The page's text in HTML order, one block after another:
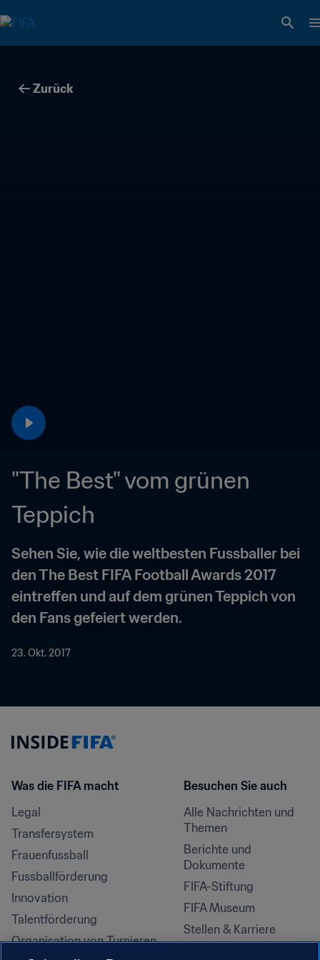
Zurück
"The Best" vom grünen
Teppich
Sehen Sie, wie die weltbesten Fussballer bei
den The Best FIFA Football Awards 2017
eintreffen und auf dem grünen Teppich von
den Fans gefeiert werden.
23. Okt. 2017
Was die FIFA macht
Legal
Transfersystem
Frauenfussball
Fussballförderung
Innovation
Talentförderung
Organisation von Turnieren
Besuchen Sie auch
Alle Nachrichten und
Themen
Berichte und
Dokumente
FIFA-Stiftung
FIFA Museum
Stellen & Karriere